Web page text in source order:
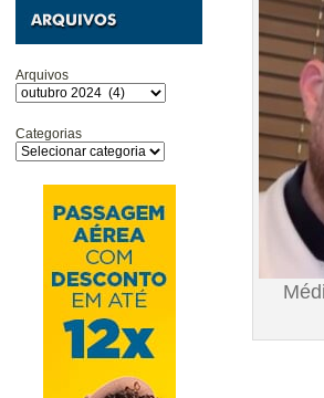
Arquivos
Categorias